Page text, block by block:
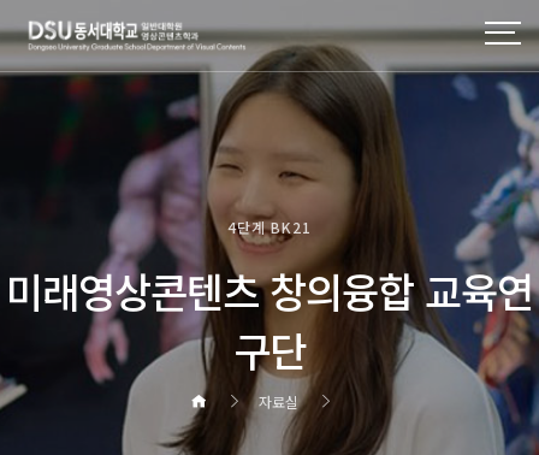
4단계 BK21
미래영상콘텐츠 창의융합 교육연
구단
자료실